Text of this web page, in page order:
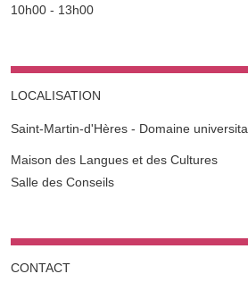
Complément date
10h00 - 13h00
LOCALISATION
Saint-Martin-d'Hères - Domaine
Complément lieu
Maison des Langues et des Cultures
Salle des Conseils
CONTACT